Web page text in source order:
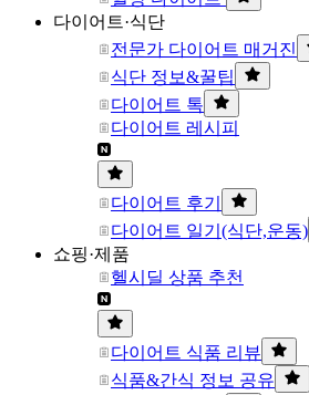
다이어트·식단
전문가 다이어트 매거진
식단 정보&꿀팁
다이어트 톡
다이어트 레시피
다이어트 후기
다이어트 일기(식단,운동)
쇼핑·제품
헬시딜 상품 추천
다이어트 식품 리뷰
식품&간식 정보 공유